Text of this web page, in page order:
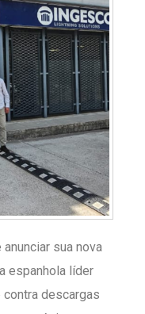
sua nova
espanhola líder
descargas